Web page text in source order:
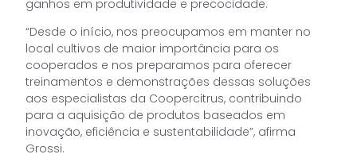
ganhos em produtividade e precocidade.
“Desde o início, nos preocupamos em manter no
local cultivos de maior importância para os
cooperados e nos preparamos para oferecer
treinamentos e demonstrações dessas soluções
aos especialistas da Coopercitrus, contribuindo
para a aquisição de produtos baseados em
inovação, eficiência e sustentabilidade”, afirma
Grossi.